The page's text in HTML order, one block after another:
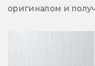
оригиналом и